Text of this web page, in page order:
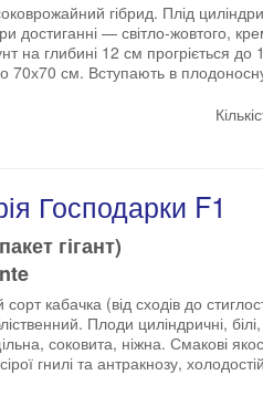
гібрид. Плід
достиганні — світло-жовтого,
на глибині 12 см прогріється
70х70 см. Вступають в
Господарки F1
гігант)
сорт кабачка (від сходів до
Плоди циліндричні,
соковита, ніжна. Смакові
гнилі та антракнозу,